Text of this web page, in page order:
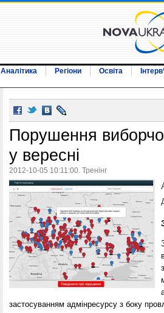
Аналітика Регіони Освіта
Порушення
у вересні
2012-10-05 10:11:00. Тренінг
застосуванням адмінресурсу з боку